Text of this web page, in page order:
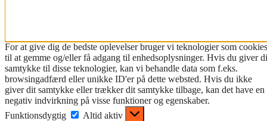
For at give dig de bedste oplevelser bruger vi teknologier som cookies
til at gemme og/eller få adgang til enhedsoplysninger. Hvis du giver
samtykke til disse teknologier, kan vi behandle data som f.eks.
browsingadfærd eller unikke ID'er på dette websted. Hvis du ikke
giver dit samtykke eller trækker dit samtykke tilbage, kan det have en
negativ indvirkning på visse funktioner og egenskaber.
Funktionsdygtig
Funktionsdygtig
Altid aktiv